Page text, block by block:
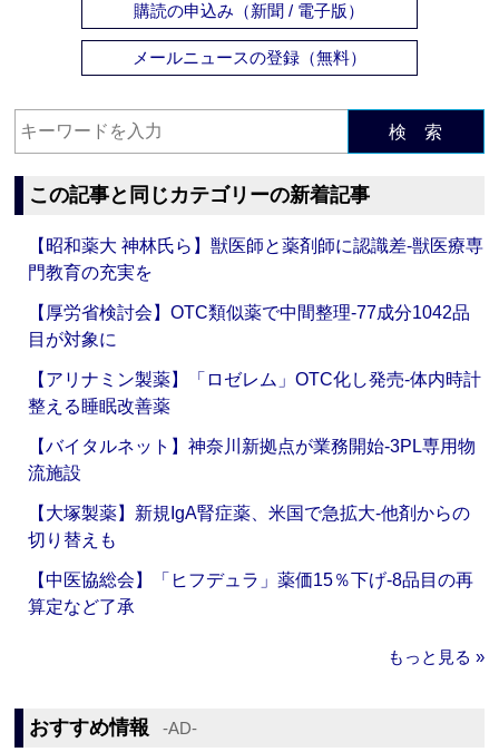
購読の申込み（新聞 / 電子版）
メールニュースの登録（無料）
検 索
この記事と同じカテゴリーの新着記事
【昭和薬大 神林氏ら】獣医師と薬剤師に認識差‐獣医療専
門教育の充実を
【厚労省検討会】OTC類似薬で中間整理‐77成分1042品
目が対象に
【アリナミン製薬】「ロゼレム」OTC化し発売‐体内時計
整える睡眠改善薬
【バイタルネット】神奈川新拠点が業務開始‐3PL専用物
流施設
【大塚製薬】新規IgA腎症薬、米国で急拡大‐他剤からの
切り替えも
【中医協総会】「ヒフデュラ」薬価15％下げ‐8品目の再
算定など了承
もっと見る »
おすすめ情報 ‐AD‐